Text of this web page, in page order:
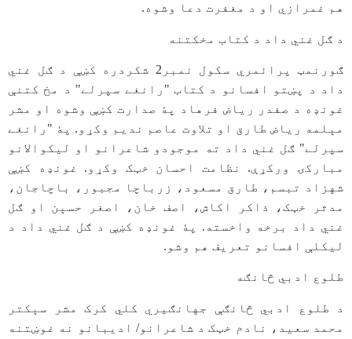
هم غمرازي او د مغفرت دعا وشوه.
د ګل غني داد د کتاب مخکتنه
ګورنمټ پرائمري سکول نمبر2 شکردره کښې د ګل غني
داد د پښتو افسانو د کتاب "رانغے سپرلے" د مخ کتنې
غونډه د صفدر رياض فرهاد پۀ صدارت کښې وشوه او مشر
مېلمه رياض طارق او تلاوت عاصم نديم وکړو. پۀ "رانغے
سپرلے" ګل غني داد ته موجودو شاعرانو او ليکوالانو
مبارکۍ ورکړې. نظامت احسان خټک وکړو. غونډه کښې
شهزاد تبسم، طارق مسعود، زرباچا مجبور، باچاجان،
مدثر خټک، ذاکر اکاش، اصف خان، اصغر حسېن او ګل
غني داد برخه واخسته. پۀ غونډه کښې د ګل غني داد د
ليکلې افسانو تعريف هم وشو.
طلوع ادبي څانګه
د طلوع ادبي څانګې جهانګيري کلي کرک مشر سېکتر
محمد سعيد، نادم خټک د شاعرانو/ اديبانو نه غوښتنه